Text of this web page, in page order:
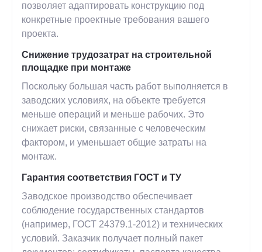
позволяет адаптировать конструкцию под
конкретные проектные требования вашего
проекта.
Снижение трудозатрат на строительной
площадке при монтаже
Поскольку большая часть работ выполняется в
заводских условиях, на объекте требуется
меньше операций и меньше рабочих. Это
снижает риски, связанные с человеческим
фактором, и уменьшает общие затраты на
монтаж.
Гарантия соответствия ГОСТ и ТУ
Заводское производство обеспечивает
соблюдение государственных стандартов
(например, ГОСТ 24379.1-2012) и технических
условий. Заказчик получает полный пакет